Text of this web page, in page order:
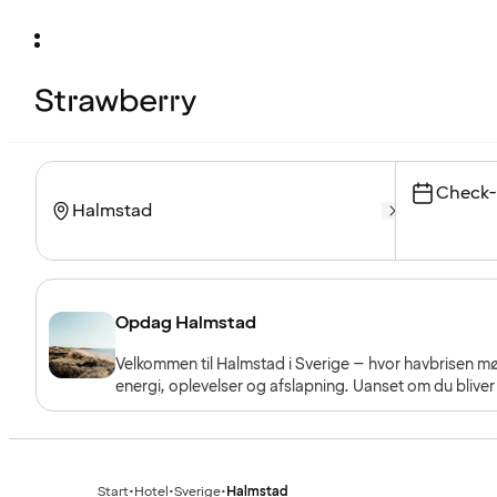
Opdag Halmstad
Velkommen til Halmstad i Sverige – hvor havbrisen møder bylivet. Her venter en charmerende kystby fyldt med
energi, oplevelser og afslapning. Uanset om du
havet, byder Halmstad på den perfekte balance
Start•Hotel•Sverige•Halmstad